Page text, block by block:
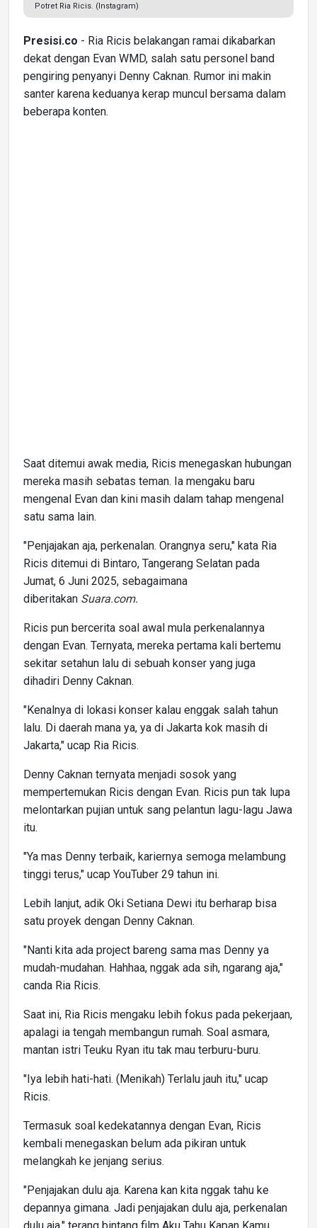
Potret Ria Ricis. (Instagram)
Presisi.co - Ria Ricis belakangan ramai dikabarkan
dekat dengan Evan WMD, salah satu personel band
pengiring penyanyi Denny Caknan. Rumor ini makin
santer karena keduanya kerap muncul bersama dalam
beberapa konten.
Saat ditemui awak media, Ricis menegaskan hubungan
mereka masih sebatas teman. Ia mengaku baru
mengenal Evan dan kini masih dalam tahap mengenal
satu sama lain.
"Penjajakan aja, perkenalan. Orangnya seru," kata Ria
Ricis ditemui di Bintaro, Tangerang Selatan pada
Jumat, 6 Juni 2025, sebagaimana
diberitakan Suara.com.
Ricis pun bercerita soal awal mula perkenalannya
dengan Evan. Ternyata, mereka pertama kali bertemu
sekitar setahun lalu di sebuah konser yang juga
dihadiri Denny Caknan.
"Kenalnya di lokasi konser kalau enggak salah tahun
lalu. Di daerah mana ya, ya di Jakarta kok masih di
Jakarta," ucap Ria Ricis.
Denny Caknan ternyata menjadi sosok yang
mempertemukan Ricis dengan Evan. Ricis pun tak lupa
melontarkan pujian untuk sang pelantun lagu-lagu Jawa
itu.
"Ya mas Denny terbaik, kariernya semoga melambung
tinggi terus," ucap YouTuber 29 tahun ini.
Lebih lanjut, adik Oki Setiana Dewi itu berharap bisa
satu proyek dengan Denny Caknan.
"Nanti kita ada project bareng sama mas Denny ya
mudah-mudahan. Hahhaa, nggak ada sih, ngarang aja,"
canda Ria Ricis.
Saat ini, Ria Ricis mengaku lebih fokus pada pekerjaan,
apalagi ia tengah membangun rumah. Soal asmara,
mantan istri Teuku Ryan itu tak mau terburu-buru.
"Iya lebih hati-hati. (Menikah) Terlalu jauh itu," ucap
Ricis.
Termasuk soal kedekatannya dengan Evan, Ricis
kembali menegaskan belum ada pikiran untuk
melangkah ke jenjang serius.
"Penjajakan dulu aja. Karena kan kita nggak tahu ke
depannya gimana. Jadi penjajakan dulu aja, perkenalan
dulu aja," terang bintang film Aku Tahu Kapan Kamu